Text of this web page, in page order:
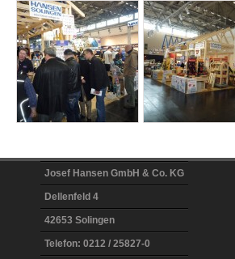
Josef Hansen GmbH & Co. KG
Dellenfeld 4
42653 Solingen
Telefon: 0212 / 25827-0